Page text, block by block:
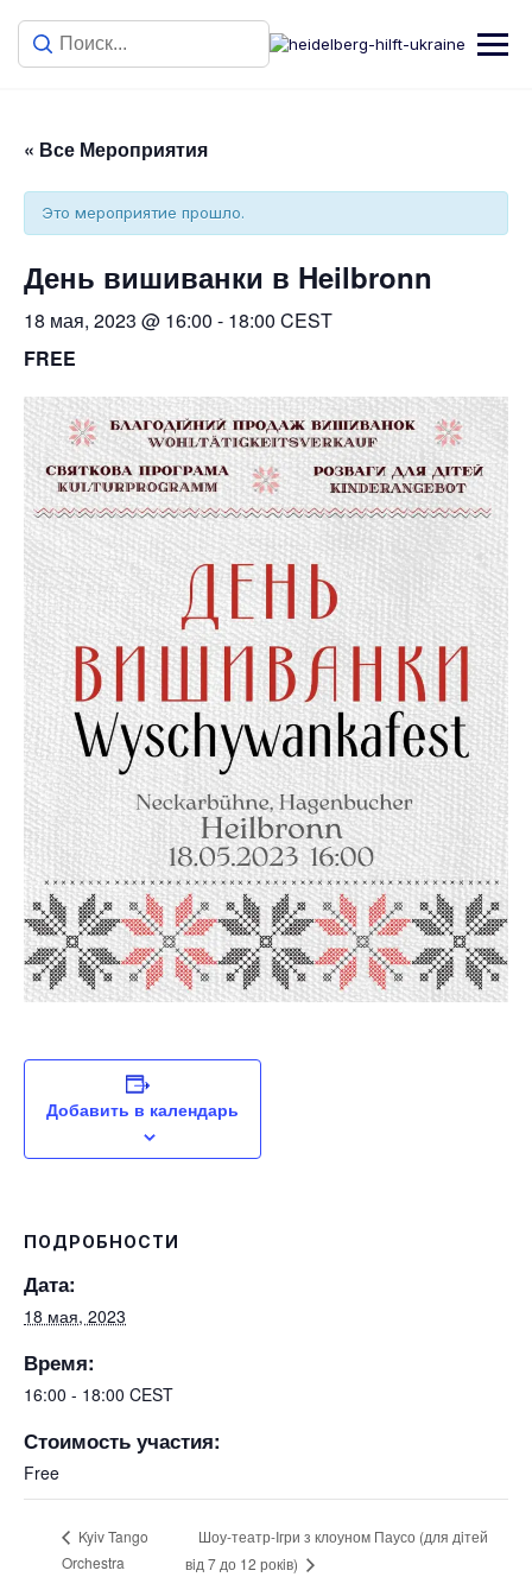
« Все Мероприятия
Это мероприятие прошло.
День вишиванки в Heilbronn
18 мая, 2023 @ 16:00 - 18:00 CEST
FREE
Добавить в календарь
ПОДРОБНОСТИ
Дата:
18 мая, 2023
Время:
16:00 - 18:00 CEST
Стоимость участия:
Free
Kyiv Tango
Orchestra
Шоу-театр-Iгри з клоуном Паусо (для дiтей
вiд 7 до 12 рокiв)